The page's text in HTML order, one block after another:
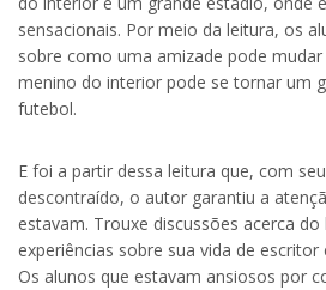
sensacionais. Por meio da leitura, os
sobre como uma amizade pode
menino do interior pode se tornar um
futebol.
E foi a partir dessa leitura que, com
descontraído, o autor garantiu a
estavam. Trouxe discussões acerca
experiências sobre sua vida de
Os alunos que estavam ansiosos por